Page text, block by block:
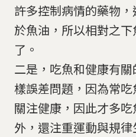
許多控制病情的藥物
於魚油，所以相對之
了。
二是，吃魚和健康有
樣誤差問題，因為常
關注健康，因此才多
外，還注重運動與規